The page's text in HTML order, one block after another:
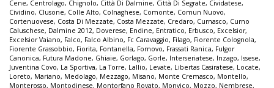
Cene, Centrolago, Chignolo, Città Di Dalmine, Città Di Segrate, Cividatese,
Cividino, Clusone, Colle Alto, Colnaghese, Comonte, Comun Nuovo,
Cortenuovese, Costa Di Mezzate, Costa Mezzate, Credaro, Curnasco, Curno
Caluschese, Dalmine 2012, Doverese, Endine, Entratico, Erbusco, Excelsior,
Excelsior Vaiano, Falco, Falco Albino, Fc Caravaggio, Filago, Fiorente Colognola,
Fiorente Grassobbio, Fiorita, Fontanella, Fornovo, Frassati Ranica, Fulgor
Canonica, Futura Madone, Ghiaie, Gorlago, Gorle, Interseriatese, Inzago, Issese,
Juventina Covo, La Sportiva, La Torre, Lallio, Levate, Libertas Casiratese, Locate,
Loreto, Mariano, Medolago, Mezzago, Misano, Monte Cremasco, Montello,
Monterosso, Montodinese, Montorfano Rovato, Monvico, Mozzo, Nembrese,